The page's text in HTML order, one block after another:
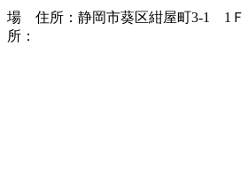
場
所：
住所：静岡市葵区紺屋町3-1 1 Ｆ